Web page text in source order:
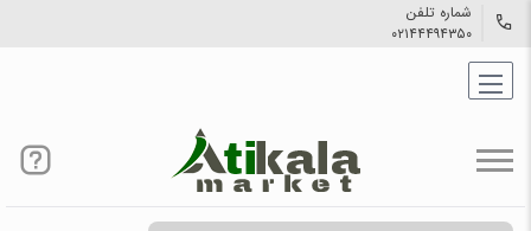
شماره تلفن
۰۲۱۴۴۴۹۴۳۵۰